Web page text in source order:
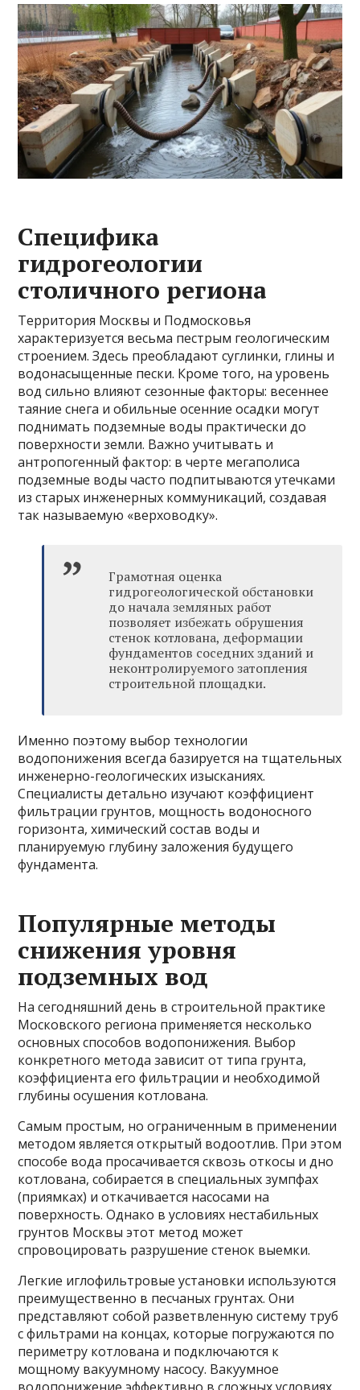
Специфика
гидрогеологии
столичного региона
Территория Москвы и Подмосковья
характеризуется весьма пестрым геологическим
строением. Здесь преобладают суглинки, глины и
водонасыщенные пески. Кроме того, на уровень
вод сильно влияют сезонные факторы: весеннее
таяние снега и обильные осенние осадки могут
поднимать подземные воды практически до
поверхности земли. Важно учитывать и
антропогенный фактор: в черте мегаполиса
подземные воды часто подпитываются утечками
из старых инженерных коммуникаций, создавая
так называемую «верховодку».
Грамотная оценка
гидрогеологической обстановки
до начала земляных работ
позволяет избежать обрушения
стенок котлована, деформации
фундаментов соседних зданий и
неконтролируемого затопления
строительной площадки.
Именно поэтому выбор технологии
водопонижения всегда базируется на тщательных
инженерно-геологических изысканиях.
Специалисты детально изучают коэффициент
фильтрации грунтов, мощность водоносного
горизонта, химический состав воды и
планируемую глубину заложения будущего
фундамента.
Популярные методы
снижения уровня
подземных вод
На сегодняшний день в строительной практике
Московского региона применяется несколько
основных способов водопонижения. Выбор
конкретного метода зависит от типа грунта,
коэффициента его фильтрации и необходимой
глубины осушения котлована.
Самым простым, но ограниченным в применении
методом является открытый водоотлив. При этом
способе вода просачивается сквозь откосы и дно
котлована, собирается в специальных зумпфах
(приямках) и откачивается насосами на
поверхность. Однако в условиях нестабильных
грунтов Москвы этот метод может
спровоцировать разрушение стенок выемки.
Легкие иглофильтровые установки используются
преимущественно в песчаных грунтах. Они
представляют собой разветвленную систему труб
с фильтрами на концах, которые погружаются по
периметру котлована и подключаются к
мощному вакуумному насосу. Вакуумное